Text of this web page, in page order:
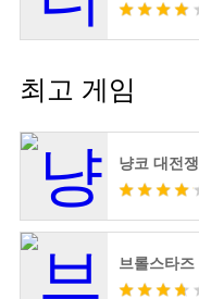
최고 게임
냥코 대전쟁
브롤스타즈